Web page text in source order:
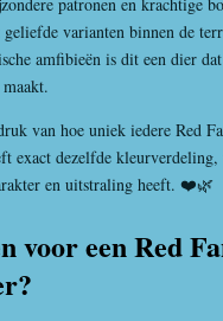
varianten binnen de
amfibieën is dit een dier
van hoe uniek iedere Red
exact dezelfde
en uitstraling heeft. ❤️🌿
voor een Red